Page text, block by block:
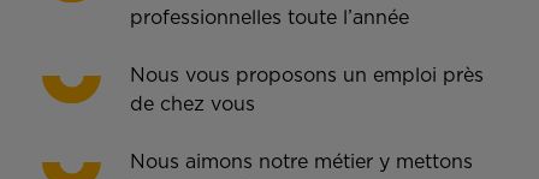
professionnelles toute l’année
Nous vous proposons un emploi près
de chez vous
Nous aimons notre métier y mettons